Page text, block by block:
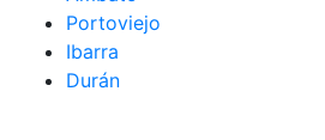
Portoviejo
Ibarra
Durán